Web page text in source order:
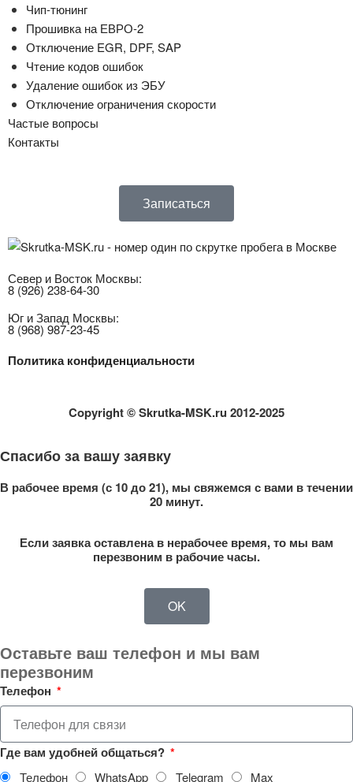
Чип-тюнинг
Прошивка на ЕВРО-2
Отключение EGR, DPF, SAP
Чтение кодов ошибок
Удаление ошибок из ЭБУ
Отключение ограничения скорости
Частые вопросы
Контакты
Записаться
Север и Восток Москвы:
8 (926) 238-64-30
Юг и Запад Москвы:
8 (968) 987-23-45
Политика конфиденциальности
Copyright© Skrutka-MSK.ru 2012-2025
Спасибо за вашу заявку
В рабочее время (с 10 до 21), мы свяжемся с вами в течении
20 минут.
Если заявка оставлена в нерабочее время, то мы вам
перезвоним в рабочие часы.
OK
Оставьте ваш телефон и мы вам
перезвоним
Телефон
Где вам удобней общаться?
Телефон WhatsApp Telegram Max